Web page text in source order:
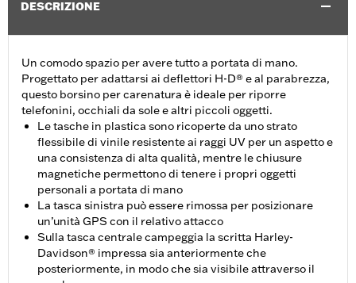
DESCRIZIONE
Un comodo spazio per avere tutto a portata di mano.
Progettato per adattarsi ai deflettori H-D® e al parabrezza,
questo borsino per carenatura è ideale per riporre
telefonini, occhiali da sole e altri piccoli oggetti.
Le tasche in plastica sono ricoperte da uno strato
flessibile di vinile resistente ai raggi UV per un aspetto e
una consistenza di alta qualità, mentre le chiusure
magnetiche permettono di tenere i propri oggetti
personali a portata di mano
La tasca sinistra può essere rimossa per posizionare
un’unità GPS con il relativo attacco
Sulla tasca centrale campeggia la scritta Harley-
Davidson® impressa sia anteriormente che
posteriormente, in modo che sia visibile attraverso il